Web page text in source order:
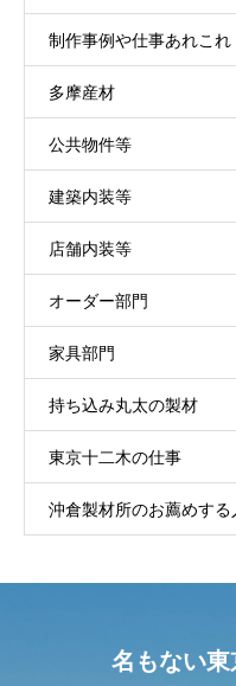
制作事例や仕事あれこれ
多摩産材
公共物件等
建築内装等
店舗内装等
オーダー部門
家具部門
持ち込み丸太の製材
東京十二木の仕事
沖倉製材所のお薦めす
名もない